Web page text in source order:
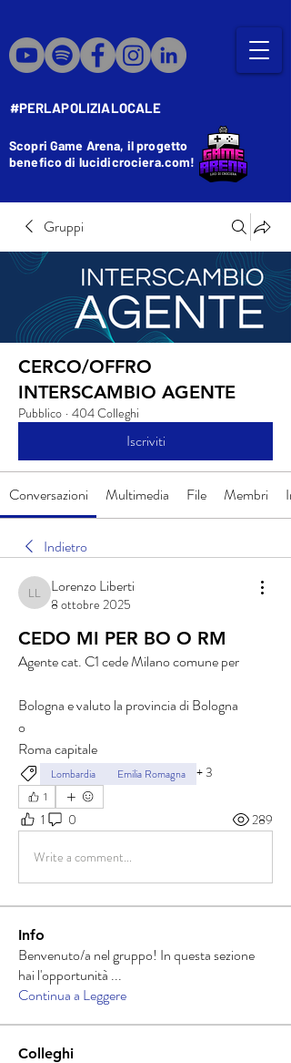
#PERLAPOLIZIALOCALE
Scopri Game Arena, il progetto
benefico di lucidicrociera.com!
Gruppi
CERCO/OFFRO
INTERSCAMBIO AGENTE
Pubblico · 404 Colleghi
Iscriviti
Conversazioni Multimedia File Membri
Indietro
Lorenzo Liberti
Lorenzo Liberti
8 ottobre 2025
CEDO MI PER BO O RM
Agente cat. C1 cede Milano comune per
Bologna e valuto la provincia di Bologna
o
Roma capitale
Lombardia Emilia Romagna +3
1
1 0 289
Write a comment...
Info
Benvenuto/a nel gruppo! In questa sezione
hai l'opportunità ...
Continua a Leggere
Colleghi